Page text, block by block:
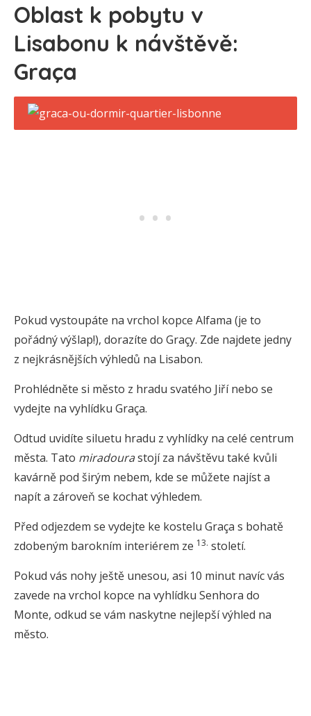
Oblast k pobytu v
Lisabonu k návštěvě:
Graça
Pokud vystoupáte na vrchol kopce Alfama (je to
pořádný výšlap!), dorazíte do Graçy. Zde najdete jedny
z nejkrásnějších výhledů na Lisabon.
Prohlédněte si město z hradu svatého Jiří nebo se
vydejte na vyhlídku Graça.
Odtud uvidíte siluetu hradu z vyhlídky na celé centrum
města. Tato miradourastojí za návštěvu také kvůli
kavárně pod širým nebem, kde se můžete najíst a
napít a zároveň se kochat výhledem.
Před odjezdem se vydejte ke kostelu Graça s bohatě
zdobeným barokním interiérem ze 13. století.
Pokud vás nohy ještě unesou, asi 10 minut navíc vás
zavede na vrchol kopce na vyhlídku Senhora do
Monte, odkud se vám naskytne nejlepší výhled na
město.